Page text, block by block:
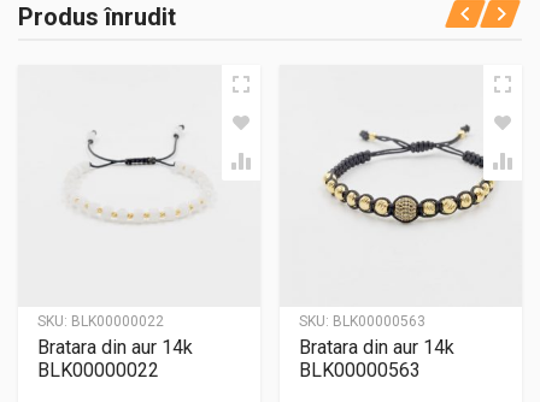
Produs înrudit
SKU: BLK00000022
Bratara din aur 14k
BLK00000022
SKU: BLK00000563
Bratara din aur 14k
BLK00000563